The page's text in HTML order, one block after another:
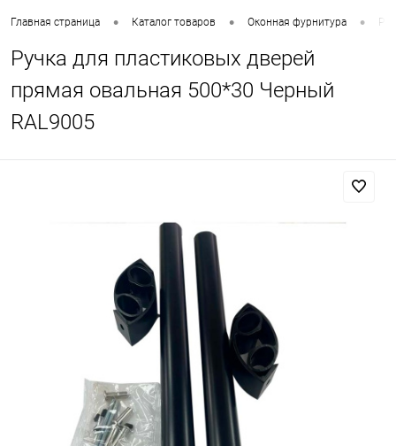
Главная страница • Каталог товаров • Оконная фурнитура •
Ручка для пластиковых дверей
прямая овальная 500*30 Черный
RAL9005